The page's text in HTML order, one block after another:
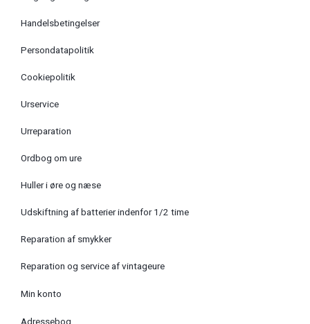
Handelsbetingelser
Persondatapolitik
Cookiepolitik
Urservice
Urreparation
Ordbog om ure
Huller i øre og næse
Udskiftning af batterier indenfor 1/2 time
Reparation af smykker
Reparation og service af vintageure
Min konto
Adressebog